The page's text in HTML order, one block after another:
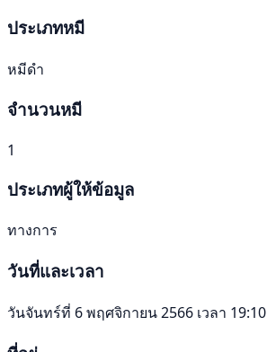
ประเภทหมี
หมีดำ
จำนวนหมี
1
ประเภทผู้ให้ข้อมูล
ทางการ
วันที่และเวลา
วันจันทร์ที่ 6 พฤศจิกายน 2566 เวลา 19:10